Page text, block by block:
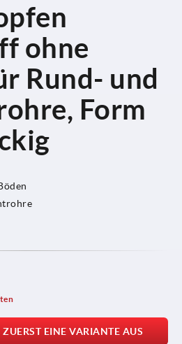
ohne
Rund- und
Form
EINE VARIANTE AUS